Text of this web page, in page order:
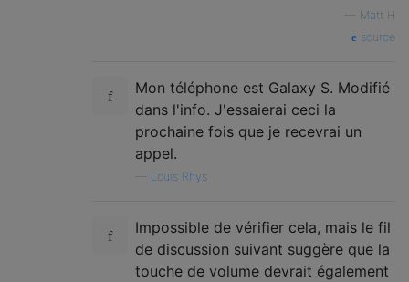
Matt H
source
Mon téléphone est Galaxy S. Modifié
dans l'info. J'essaierai ceci la
prochaine fois que je recevrai un
appel.
Louis Rhys
Impossible de vérifier cela, mais le fil
de discussion suivant suggère que la
touche de volume devrait également